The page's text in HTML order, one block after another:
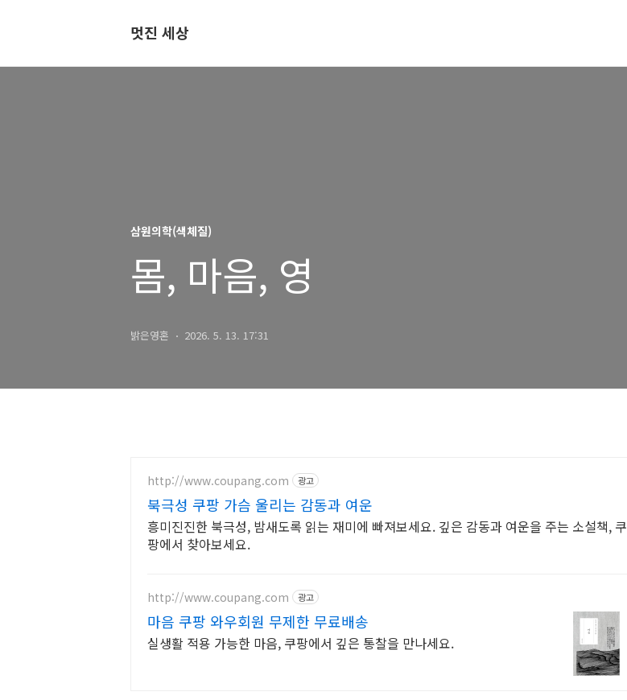
멋진 세상
삼원의학(색체질)
몸, 마음, 영
밝은영혼 2026. 5. 13. 17:31
http://www.coupang.com 광고
북극성 쿠팡 가슴 울리는 감동과 여운
흥미진진한 북극성, 밤새도록 읽는 재미에 빠져보세요. 깊은 감동과 여운을 주는 소설책, 쿠
팡에서 찾아보세요.
http://www.coupang.com 광고
마음 쿠팡 와우회원 무제한 무료배송
실생활 적용 가능한 마음, 쿠팡에서 깊은 통찰을 만나세요.